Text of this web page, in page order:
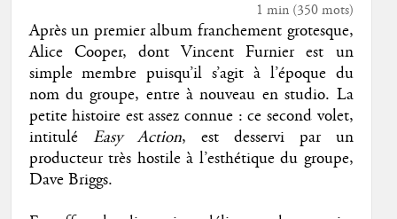
1 min(350mots)
Après un premier album franchement grotesque,
Alice Cooper, dont Vincent Furnier est un
simple membre puisqu’il s’agit à l’époque du
nom du groupe, entre à nouveau en studio. La
petite histoire est assez connue : ce second volet,
intitulé Easy Action, est desservi par un
producteur très hostile à l’esthétique du groupe,
Dave Briggs.